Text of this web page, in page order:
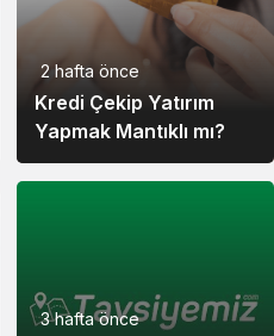
11,55 12,10
11,21
207.936,88 221.586,94
2 hafta önce
Kredi Çekip Yatırım
Yapmak Mantıklı mı?
3 hafta önce